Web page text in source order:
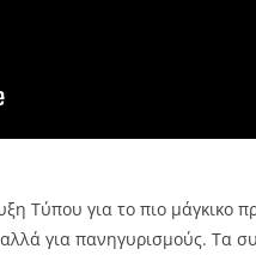
Τύπου για το πιο μάγκικο
για πανηγυρισμούς. Τα